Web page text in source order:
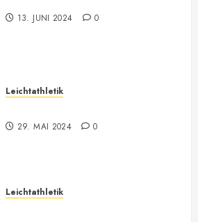
13. JUNI 2024 0
Leichtathletik
29. MAI 2024 0
Leichtathletik